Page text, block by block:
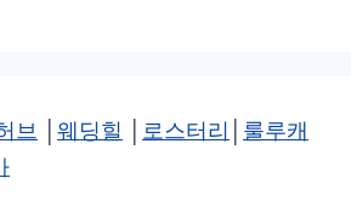
브 웨딩힐 로스터리
룰루캐